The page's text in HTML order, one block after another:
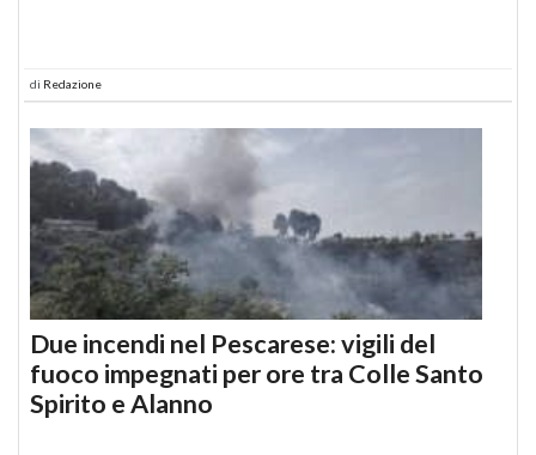
di Redazione
Due incendi nel Pescarese: vigili del
fuoco impegnati per ore tra Colle Santo
Spirito e Alanno